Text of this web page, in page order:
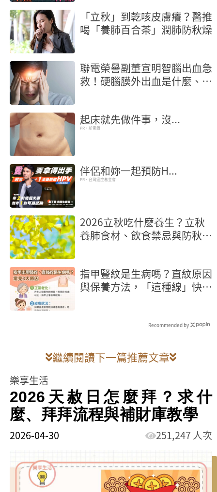
「立秋」到乾咳皮膚癢？醫推
喝「養肺百合茶」潤肺防秋燥
聯電榮譽副董宣明智腦出血急
救！硬腦膜外出血是什麼、症
起床就先做件事，沒...
PR・新素簡
伴侶和妳一起預防H...
PR・台灣癌症基金會
2026立秋吃什麼養生？立秋
養肺食材、飲食禁忌與防秋燥
指甲豎紋是生病嗎？直紋原因
與保養方法，「這種線」快就
Recommended by
繼續閱讀下一篇推薦文章
樂享生活
2026天赦日怎麼拜？求什
麼、拜拜流程與補財庫教學
2026-04-30 251,247 人次